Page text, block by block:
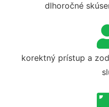
dlhoročné
korektný prístup a